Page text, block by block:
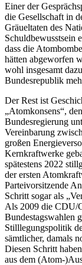
Einer der
die Gesellschaft in
Gräueltaten des
Schuldbewusstsein
dass die
hätten abgeworfen
wohl insgesamt
Bundesrepublik
Der Rest ist
„Atomkonsens“,
Bundesregierung
Vereinbarung
großen
Kernkraftwerke
spätestens 2022
der ersten
Parteivorsitzende
Schritt sogar als
Als 2009 die CDU/
Bundestagswahlen
Stilllegungspolitik
sämtlicher, damals
Diesen Schritt
aus dem (Atom-